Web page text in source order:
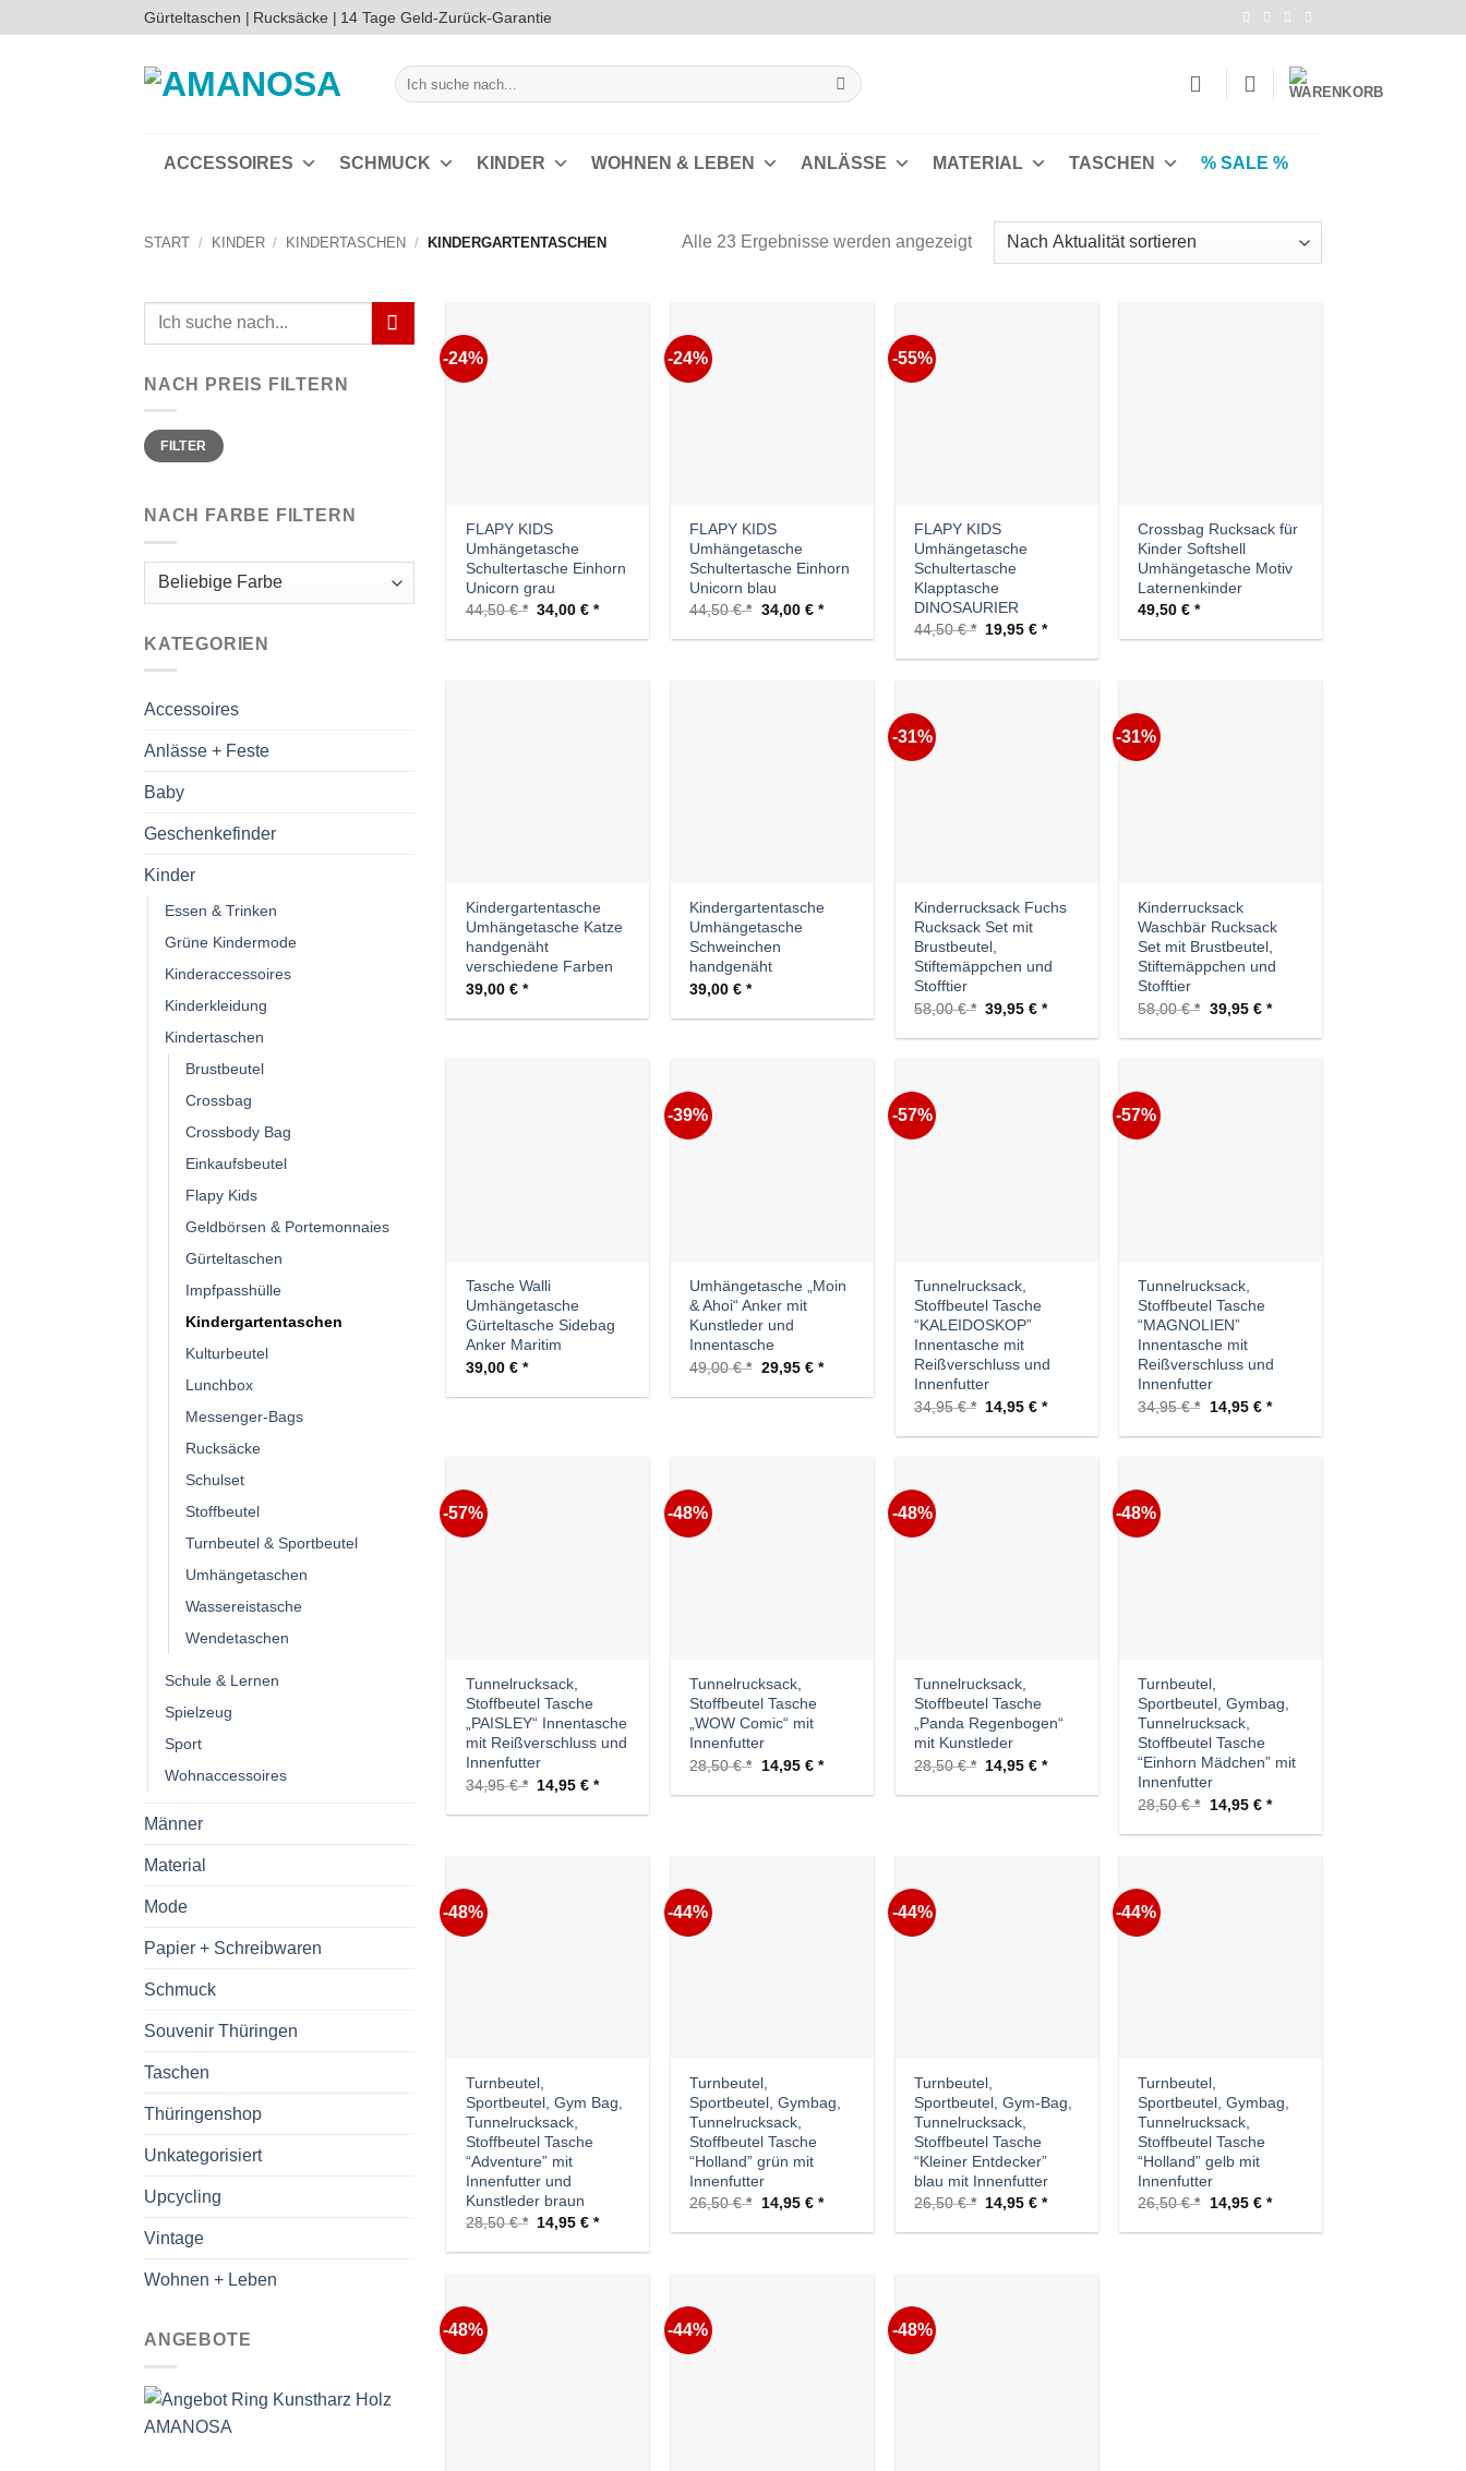
Inhalt
Gürteltaschen | Rucksäcke | 14 Tage Geld-Zurück-Garantie
Suchen
nach:
ACCESSOIRES SCHMUCK KINDER WOHNEN & LEBEN ANLÄSSE MATERIAL TASCHEN % SALE %
START / KINDER / KINDERTASCHEN / KINDERGARTENTASCHEN Alle 23 Ergebnisse werden angezeigtNach
Aktualität
Suchen
NACH PREIS FILTERN
Min.
Preis
Max.
PreisFILTER
NACH FARBE FILTERN
KATEGORIEN
Accessoires
Anlässe + Feste
Baby
Geschenkefinder
Kinder
Essen & Trinken
Grüne Kindermode
Kinderaccessoires
Kinderkleidung
Kindertaschen
Brustbeutel
Crossbag
Crossbody Bag
Einkaufsbeutel
Flapy Kids
Geldbörsen & Portemonnaies
Gürteltaschen
Impfpasshülle
Kindergartentaschen
Kulturbeutel
Lunchbox
Messenger-Bags
Rucksäcke
Schulset
Stoffbeutel
Turnbeutel & Sportbeutel
Umhängetaschen
Wassereistasche
Wendetaschen
Schule & Lernen
Spielzeug
Sport
Wohnaccessoires
Männer
Material
Mode
Papier + Schreibwaren
Schmuck
Souvenir Thüringen
Taschen
Thüringenshop
Unkategorisiert
Upcycling
Vintage
Wohnen + Leben
ANGEBOTE
-24%
FLAPY KIDS
Umhängetasche
Schultertasche Einhorn
Unicorn grau
44,50€
Ursprünglicher
war:
34,00 € Aktueller
ist:
-24%
FLAPY KIDS
Umhängetasche
Schultertasche Einhorn
Unicorn blau
44,50€
Ursprünglicher
war:
34,00 € Aktueller
ist:
-55%
FLAPY KIDS
Umhängetasche
Schultertasche
Klapptasche
DINOSAURIER
44,50€
Ursprünglicher
war:
19,95€ Aktueller
ist:
Crossbag Rucksack für
Kinder Softshell
Umhängetasche Motiv
Laternenkinder
49,50€
Kindergartentasche
Umhängetasche Katze
handgenäht
verschiedene Farben
39,00 €
Kindergartentasche
Umhängetasche
Schweinchen
handgenäht
39,00€
-31%
Kinderrucksack Fuchs
Rucksack Set mit
Brustbeutel,
Stiftemäppchen und
Stofftier
58,00€
Ursprünglicher
Preis
war:
39,95€ Aktueller
ist:
-31%
Kinderrucksack
Waschbär Rucksack
Set mit Brustbeutel,
Stiftemäppchen und
Stofftier
58,00€
Ursprünglicher
Preis
war:
39,95 € Aktueller
ist:
Tasche Walli
Umhängetasche
Gürteltasche Sidebag
Anker Maritim
39,00 €
-39%
Umhängetasche „Moin
& Ahoi“ Anker mit
Kunstleder und
Innentasche
49,00€
Ursprünglicher
war:
29,95 € Aktueller
ist:
-57%
Tunnelrucksack,
Stoffbeutel Tasche
“KALEIDOSKOP”
Innentasche mit
Reißverschluss und
Innenfutter
34,95€
Ursprünglicher
war:
14,95€ Aktueller
ist:
-57%
Tunnelrucksack,
Stoffbeutel Tasche
“MAGNOLIEN”
Innentasche mit
Reißverschluss und
Innenfutter
34,95€
Ursprünglicher
war:
14,95 € Aktueller
ist:
-57%
Tunnelrucksack,
Stoffbeutel Tasche
„PAISLEY“ Innentasche
mit Reißverschluss und
Innenfutter
34,95€
Ursprünglicher
war:
14,95 € Aktueller
ist:
-48%
Tunnelrucksack,
Stoffbeutel Tasche
„WOW Comic“ mit
Innenfutter
28,50€
Ursprünglicher
war:
14,95 € Aktueller
ist:
-48%
Tunnelrucksack,
Stoffbeutel Tasche
„Panda Regenbogen“
mit Kunstleder
28,50€
Ursprünglicher
war:
14,95€ Aktueller
ist:
-48%
Turnbeutel,
Sportbeutel, Gymbag,
Tunnelrucksack,
Stoffbeutel Tasche
“Einhorn Mädchen” mit
Innenfutter
28,50€
Ursprünglicher
war:
14,95 € Aktueller
ist:
-48%
Turnbeutel,
Sportbeutel, Gym Bag,
Tunnelrucksack,
Stoffbeutel Tasche
“Adventure” mit
Innenfutter und
Kunstleder braun
28,50€
Ursprünglicher
war:
14,95 € Aktueller
ist:
-44%
Turnbeutel,
Sportbeutel, Gymbag,
Tunnelrucksack,
Stoffbeutel Tasche
“Holland” grün mit
Innenfutter
26,50€
Ursprünglicher
war:
14,95 € Aktueller
ist:
-44%
Turnbeutel,
Sportbeutel, Gym-Bag,
Tunnelrucksack,
Stoffbeutel Tasche
“Kleiner Entdecker”
blau mit Innenfutter
26,50€
Ursprünglicher
war:
14,95€ Aktueller
ist:
-44%
Turnbeutel,
Sportbeutel, Gymbag,
Tunnelrucksack,
Stoffbeutel Tasche
“Holland” gelb mit
Innenfutter
26,50€
Ursprünglicher
war:
14,95 € Aktueller
ist:
-48% -44% -48%